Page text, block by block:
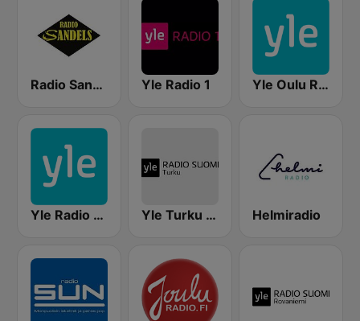
Radio Sandels Yle Radio 1 Yle Oulu Radio
Yle Radio Häme Yle Turku Radio Suomi Helmiradio